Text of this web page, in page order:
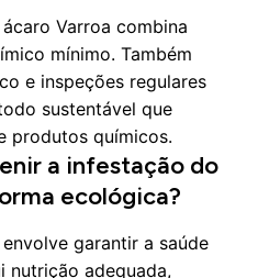
Varroa combina
mínimo. Também
e inspeções regulares
sustentável que
produtos químicos.
a infestação do
ecológica?
garantir a saúde
nutrição adequada,